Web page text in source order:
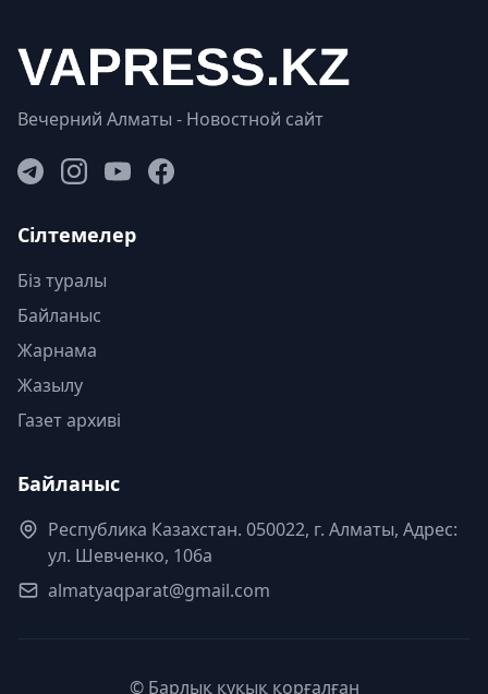
Вечерний Алматы - Новостной сайт
Сілтемелер
Біз туралы
Байланыс
Жарнама
Жазылу
Газет архиві
Байланыс
Республика Казахстан. 050022, г. Алматы, Адрес:
ул. Шевченко, 106а
almatyaqparat@gmail.com
© Барлық құқық қорғалған